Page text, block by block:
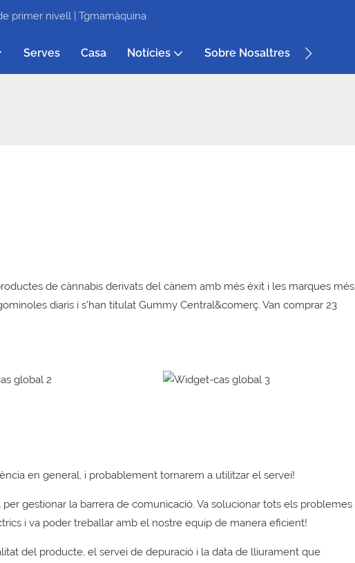
primer nivell | Tgmamàquina
Serves Casa Notícies Sobre Nosaltres Contacte
de cànnabis derivats del cànem amb més èxit i les marques més
diaris i s'han titulat Gummy Central&comerç. Van comprar 23
en general, i probablement tornarem a utilitzar el servei!
gestionar la barrera de comunicació. Va solucionar tots els problemes
i va poder treballar amb el nostre equip de manera eficient!
del producte, el servei de depuració i la data de lliurament que